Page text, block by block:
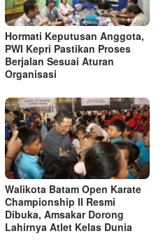
Hormati Keputusan Anggota,
PWI Kepri Pastikan Proses
Berjalan Sesuai Aturan
Organisasi
Walikota Batam Open Karate
Championship II Resmi
Dibuka, Amsakar Dorong
Lahirnya Atlet Kelas Dunia